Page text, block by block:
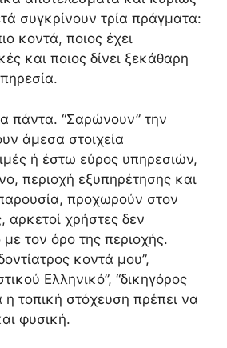
συγκρίνουν τρία πράγματα:
κοντά, ποιος έχει
και ποιος δίνει ξεκάθαρη
πάντα. “Σαρώνουν” την
άμεσα στοιχεία
ή έστω εύρος υπηρεσιών,
περιοχή εξυπηρέτησης και
προχωρούν στον
αρκετοί χρήστες δεν
τον όρο της περιοχής.
κοντά μου”,
Ελληνικό”, “δικηγόρος
τοπική στόχευση πρέπει να
φυσική.